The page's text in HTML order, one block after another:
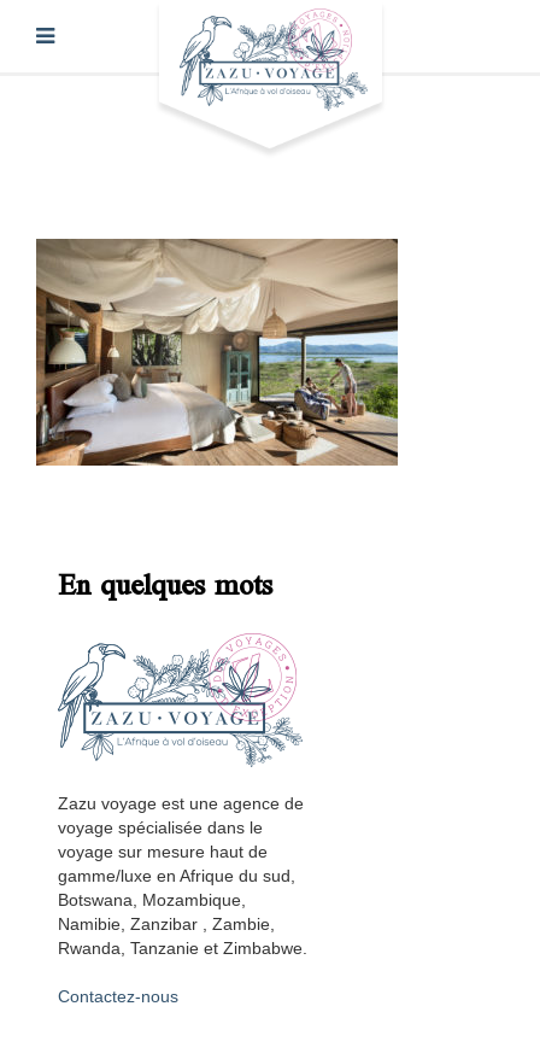
En quelques mots
Zazu voyage est une agence de
voyage spécialisée dans le
voyage sur mesure haut de
gamme/luxe en Afrique du sud,
Botswana, Mozambique,
Namibie, Zanzibar , Zambie,
Rwanda, Tanzanie et Zimbabwe.
Contactez-nous